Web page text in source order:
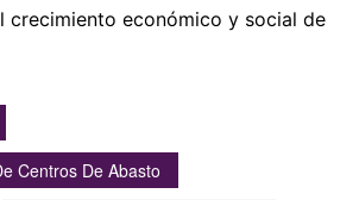
crecimiento económico y social de
Centros De Abasto